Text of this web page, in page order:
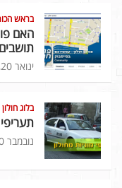
בראש
האם
ינואר 20, 2015
בלוג חולון
נובמבר 30, 2014